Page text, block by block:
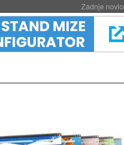
Zadnje